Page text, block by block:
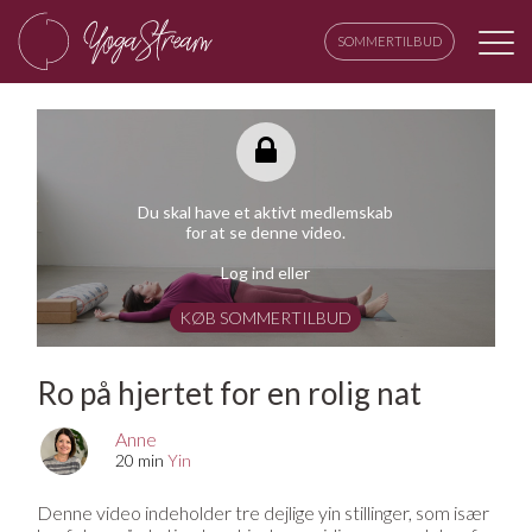
SOMMERTILBUD
Du skal have et aktivt medlemskab
for at se denne video.
Log ind eller
KØB SOMMERTILBUD
Ro på hjertet for en rolig nat
Anne
20 minYin
Denne video indeholder tre dejlige yin stillinger, som især